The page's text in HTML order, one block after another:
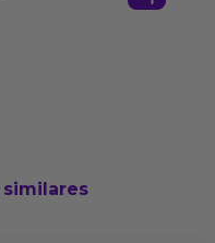
similares